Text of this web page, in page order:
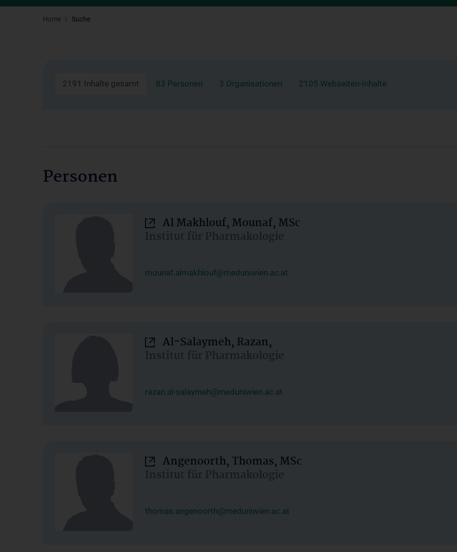
Home Suche
2191 Inhalte gesamt 83 Personen 3 Organisationen 2105 Webseiten-Inhalte
Personen
Al Makhlouf, Mounaf, MSc
Institut für Pharmakologie
mounaf.almakhlouf@meduniwien.ac.at
Al-Salaymeh, Razan,
Institut für Pharmakologie
razan.al-salaymeh@meduniwien.ac.at
Angenoorth, Thomas, MSc
Institut für Pharmakologie
thomas.angenoorth@meduniwien.ac.at